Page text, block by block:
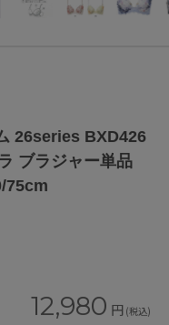
26series BXD426
ブラジャー単品
75cm
12,980 円 (税込)